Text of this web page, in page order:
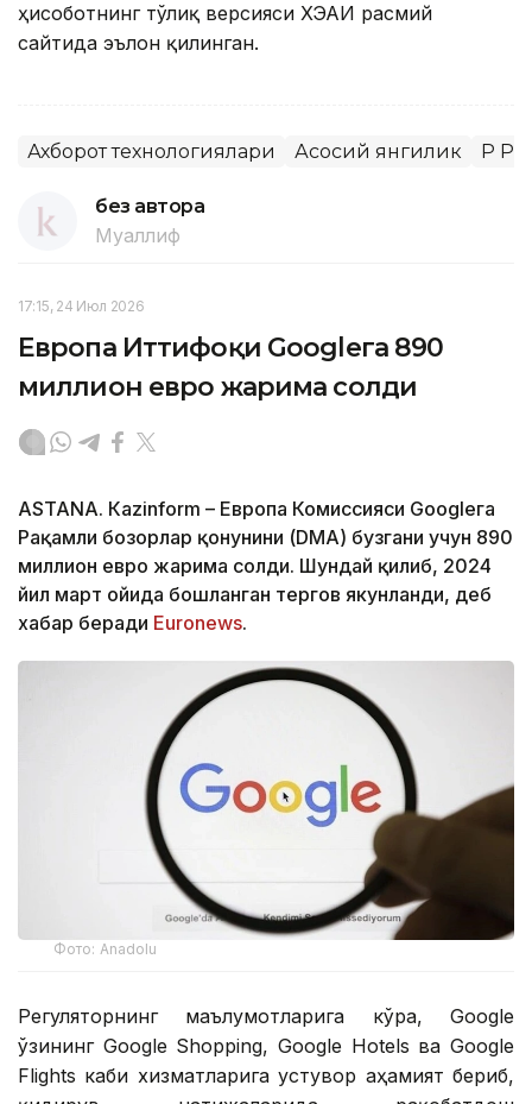
ҳисоботнинг тўлиқ версияси ХЭАИ расмий
сайтида эълон қилинган.
Ахборот технологиялари Асосий янгилик ҚР
без автора
Муаллиф
17:15, 24 Июл 2026
Европа Иттифоқи Googleга 890
миллион евро жарима солди
ASTANА. Кazinform – Европа Комиссияси Googleга
Рақамли бозорлар қонунини (DMA) бузгани учун 890
миллион евро жарима солди. Шундай қилиб, 2024
йил март ойида бошланган тергов якунланди, деб
хабар беради Euronews.
Фото: Аnadolu
Регуляторнинг маълумотларига кўра, Google
ўзининг Google Shopping, Google Hotels ва Google
Flights каби хизматларига устувор аҳамият бериб,